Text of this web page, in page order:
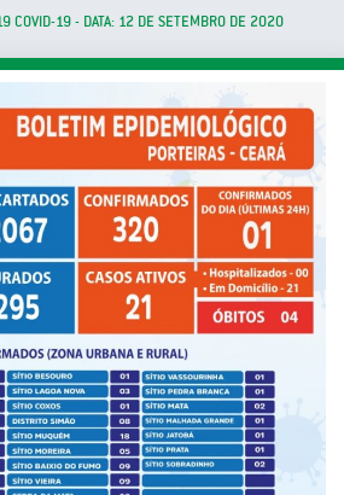
COVID-19 - DATA: 12 DE SETEMBRO DE 2020